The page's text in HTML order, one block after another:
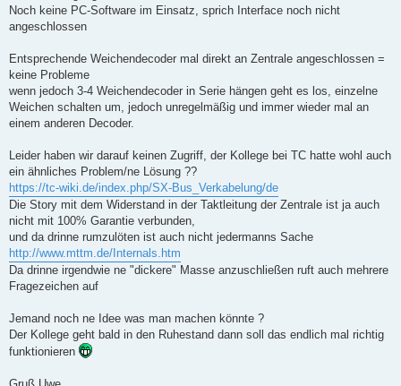
Noch keine PC-Software im Einsatz, sprich Interface noch nicht
angeschlossen
Entsprechende Weichendecoder mal direkt an Zentrale angeschlossen =
keine Probleme
wenn jedoch 3-4 Weichendecoder in Serie hängen geht es los, einzelne
Weichen schalten um, jedoch unregelmäßig und immer wieder mal an
einem anderen Decoder.
Leider haben wir darauf keinen Zugriff, der Kollege bei TC hatte wohl auch
ein ähnliches Problem/ne Lösung ??
https://tc-wiki.de/index.php/SX-Bus_Verkabelung/de
Die Story mit dem Widerstand in der Taktleitung der Zentrale ist ja auch
nicht mit 100% Garantie verbunden,
und da drinne rumzulöten ist auch nicht jedermanns Sache
http://www.mttm.de/Internals.htm
Da drinne irgendwie ne "dickere" Masse anzuschließen ruft auch mehrere
Fragezeichen auf
Jemand noch ne Idee was man machen könnte ?
Der Kollege geht bald in den Ruhestand dann soll das endlich mal richtig
funktionieren